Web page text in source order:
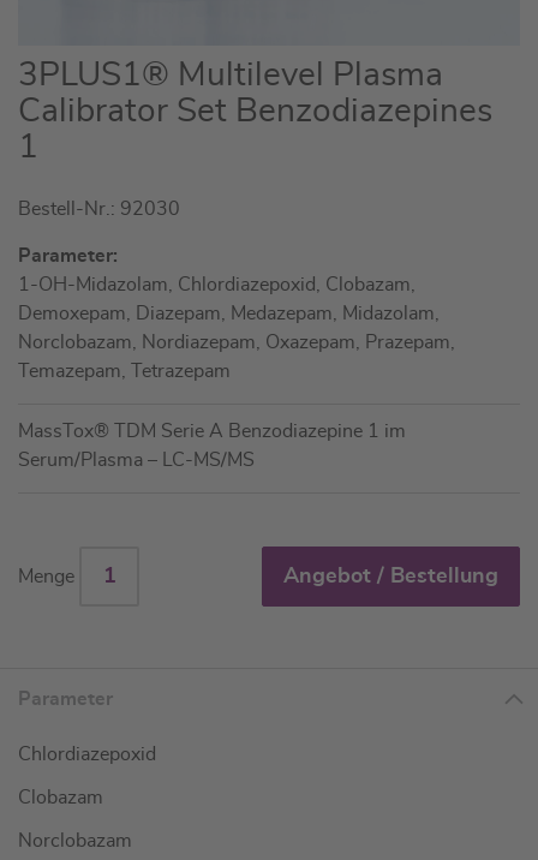
Zum
Anfang
der
Bildgalerie
3PLUS1® Multilevel Plasma
Calibrator Set Benzodiazepines
1
Bestell-Nr.: 92030
Parameter:
1-OH-Midazolam, Chlordiazepoxid, Clobazam,
Demoxepam, Diazepam, Medazepam, Midazolam,
Norclobazam, Nordiazepam, Oxazepam, Prazepam,
Temazepam, Tetrazepam
MassTox® TDM Serie A Benzodiazepine 1 im
Serum/Plasma – LC-MS/MS
Menge Angebot / Bestellung
Parameter
Chlordiazepoxid
Clobazam
Norclobazam